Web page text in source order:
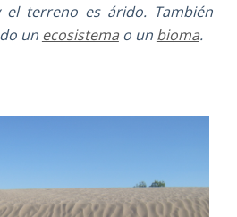
terreno es árido. También
un ecosistemao un bioma.